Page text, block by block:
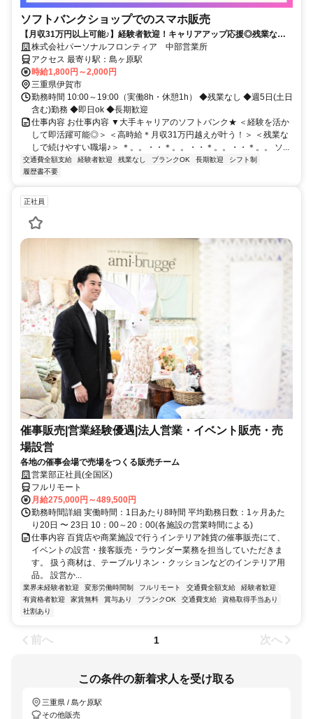
ソフトバンクショップでのスマホ販売
【月収31万円以上可能♪】経験者歓迎！キャリアアップ応援◎残業なし&
フルタイム！即日ok★
株式会社パーソナルフロンティア 中部営業所
アクセス 最寄り駅：島ヶ原駅
時給1,800円～2,000円
三重県伊賀市
勤務時間 10:00～19:00（実働8h・休憩1h） ◆残業なし ◆週5日(土日
含む)勤務 ◆即日ok ◆長期歓迎
仕事内容 お仕事内容 ▼大手キャリアのソフトバンク★ ＜経験を活か
して即活躍可能◎＞ ＜高時給＊月収31万円越えが叶う！＞ ＜残業な
しで続けやすい職場♪＞ ＊。。・・＊。。・・＊。。・・＊。。 ソ...
交通費全額支給 経験者歓迎 残業なし ブランクOK 長期歓迎
シフト制
履歴書不要
正社員
催事販売|営業経験優遇|法人営業・イベント販売・売
場設営
各地の催事会場で売場をつくる販売チーム
営業部正社員(全国区)
フルリモート
月給275,000円～489,500円
勤務時間詳細 実働時間：1日あたり8時間 平均勤務日数：1ヶ月あた
り20日 〜 23日 10：00～20：00(各施設の営業時間による)
仕事内容 百貨店や商業施設で行うインテリア雑貨の催事販売にて、
イベントの設営・接客販売・ラウンダー業務を担当していただきま
す。 扱う商材は、テーブルリネン・クッションなどのインテリア用
品。 設営か...
業界未経験者歓迎 変形労働時間制 フルリモート 交通費全額支給
経験者歓迎
有資格者歓迎
家賃無料 賞与あり ブランクOK 交通費支給
資格取得手当あり
社割あり
前へ 1 次へ
この条件の新着求人を受け取る
三重県 / 島ケ原駅
その他販売